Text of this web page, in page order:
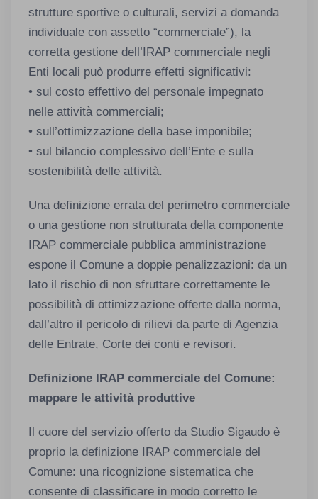
strutture sportive o culturali, servizi a domanda
individuale con assetto “commerciale”), la
corretta gestione dell’IRAP commerciale negli
Enti locali può produrre effetti significativi:
• sul costo effettivo del personale impegnato
nelle attività commerciali;
• sull’ottimizzazione della base imponibile;
• sul bilancio complessivo dell’Ente e sulla
sostenibilità delle attività.
Una definizione errata del perimetro commerciale
o una gestione non strutturata della componente
IRAP commerciale pubblica amministrazione
espone il Comune a doppie penalizzazioni: da un
lato il rischio di non sfruttare correttamente le
possibilità di ottimizzazione offerte dalla norma,
dall’altro il pericolo di rilievi da parte di Agenzia
delle Entrate, Corte dei conti e revisori.
Definizione IRAP commerciale del Comune:
mappare le attività produttive
Il cuore del servizio offerto da Studio Sigaudo è
proprio la definizione IRAP commerciale del
Comune: una ricognizione sistematica che
consente di classificare in modo corretto le